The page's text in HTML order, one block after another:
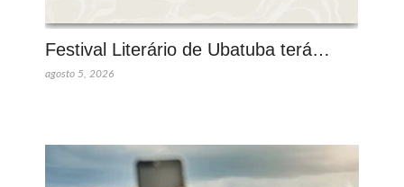
Festival Literário de Ubatuba terá…
agosto 5, 2026